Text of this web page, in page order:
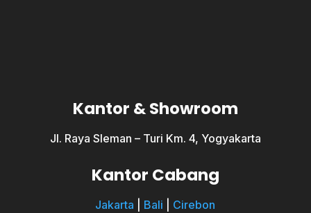
Kantor & Showroom
Jl. Raya Sleman – Turi Km. 4, Yogyakarta
Kantor Cabang
Jakarta Bali Cirebon